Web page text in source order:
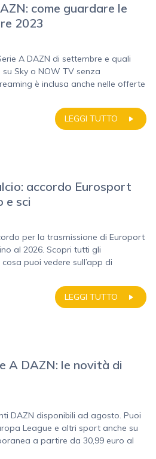
come guardare le
2023
A DAZN di settembre e quali
Sky o NOW TV senza
è inclusa anche nelle offerte
LEGGI TUTTO
accordo Eurosport
e sci
per la trasmissione di Europort
al 2026. Scopri tutti gli
puoi vedere sull’app di
LEGGI TUTTO
A DAZN: le novità di
DAZN disponibili ad agosto. Puoi
League e altri sport anche su
a partire da 30,99 euro al